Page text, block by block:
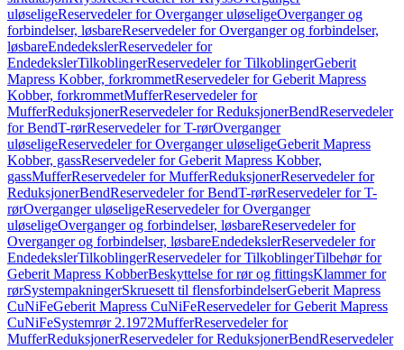
uløseligeReservedeler for Overganger uløseligeOverganger og
forbindelser, løsbareReservedeler for Overganger og forbindelser,
løsbareEndedekslerReservedeler for
EndedekslerTilkoblingerReservedeler for TilkoblingerGeberit
Mapress Kobber, forkrommetReservedeler for Geberit Mapress
Kobber, forkrommetMufferReservedeler for
MufferReduksjonerReservedeler for ReduksjonerBendReservedeler
for BendT-rørReservedeler for T-rørOverganger
uløseligeReservedeler for Overganger uløseligeGeberit Mapress
Kobber, gassReservedeler for Geberit Mapress Kobber,
gassMufferReservedeler for MufferReduksjonerReservedeler for
ReduksjonerBendReservedeler for BendT-rørReservedeler for T-
rørOverganger uløseligeReservedeler for Overganger
uløseligeOverganger og forbindelser, løsbareReservedeler for
Overganger og forbindelser, løsbareEndedekslerReservedeler for
EndedekslerTilkoblingerReservedeler for TilkoblingerTilbehør for
Geberit Mapress KobberBeskyttelse for rør og fittingsKlammer for
rørSystempakningerSkruesett til flensforbindelserGeberit Mapress
CuNiFeGeberit Mapress CuNiFeReservedeler for Geberit Mapress
CuNiFeSystemrør 2.1972MufferReservedeler for
MufferReduksjonerReservedeler for ReduksjonerBendReservedeler